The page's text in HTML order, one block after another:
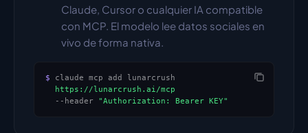
Claude, Cursor o cualquier IA compatible
con MCP. El modelo lee datos sociales en
vivo de forma nativa.
$ claude mcp add lunarcrush
https://lunarcrush.ai/mcp
  --header
"Authorization: Bearer KEY"